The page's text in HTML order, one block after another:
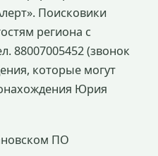
Поисковики
региона с
88007005452 (звонок
которые могут
Юрия
ПО